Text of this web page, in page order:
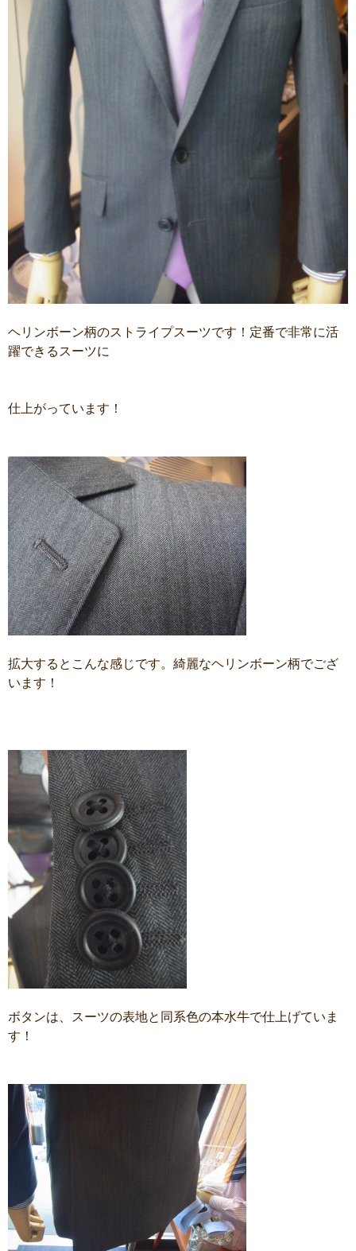
ヘリンボーン柄のストライプスーツです！定番で非常に活
躍できるスーツに
仕上がっています！
拡大するとこんな感じです。綺麗なヘリンボーン柄でござ
います！
ボタンは、スーツの表地と同系色の本水牛で仕上げていま
す！